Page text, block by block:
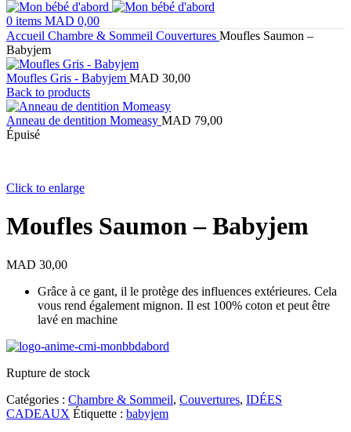
0 items MAD 0,00
Accueil Chambre & Sommeil Couvertures Moufles Saumon –
Babyjem
Moufles Gris - Babyjem MAD 30,00
Back to products
Anneau de dentition Momeasy MAD 79,00
Épuisé
Click to enlarge
Moufles Saumon – Babyjem
MAD 30,00
Grâce à ce gant, il le protège des influences extérieures. Cela
vous rend également mignon. Il est 100% coton et peut être
lavé en machine
Rupture de stock
Catégories : Chambre & Sommeil, Couvertures, IDÉES
CADEAUX Étiquette : babyjem